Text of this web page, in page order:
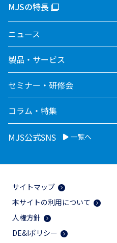
MJSの特長
ニュース
製品・サービス
セミナー・研修会
コラム・特集
MJS公式SNS 一覧へ
サイトマップ
本サイトの利用について
人権方針
DE&Iポリシー